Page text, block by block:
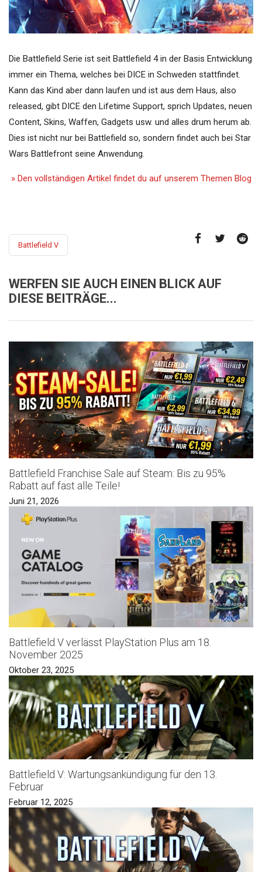
Die Battlefield Serie ist seit Battlefield 4 in der Basis Entwicklung
immer ein Thema, welches bei DICE in Schweden stattfindet.
Kann das Kind aber dann laufen und ist aus dem Haus, also
released, gibt DICE den Lifetime Support, sprich Updates, neuen
Content, Skins, Waffen, Gadgets usw. und alles drum herum ab.
Dies ist nicht nur bei Battlefield so, sondern findet auch bei Star
Wars Battlefront seine Anwendung.
» Den vollständigen Artikel findet du auf unserem Themen Blog
Battlefield V
WERFEN SIE AUCH EINEN BLICK AUF
DIESE BEITRÄGE...
Battlefield Franchise Sale auf Steam: Bis zu 95%
Rabatt auf fast alle Teile!
Juni 21, 2026
Battlefield V verlässt PlayStation Plus am 18.
November 2025
Oktober 23, 2025
Battlefield V: Wartungsankündigung für den 13.
Februar
Februar 12, 2025